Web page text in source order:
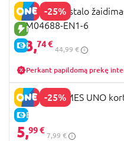
-25%
NAUJA PREKĖ
E-KAINA
MONOPOLY stalo
WM04688-EN1-6
33,74 €
44,99 €
Perkant papildomą prekę
-25%
E-KAINA
MATTEL GAMES UNO
5,99 €
7,99 €